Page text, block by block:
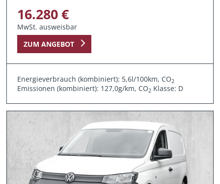
16.280 €
MwSt. ausweisbar
ZUM ANGEBOT
Energieverbrauch (kombiniert): 5,6l/100km, CO2
Emissionen (kombiniert): 127,0g/km, CO2 Klasse: D